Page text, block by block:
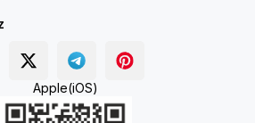
Apple(iOS)